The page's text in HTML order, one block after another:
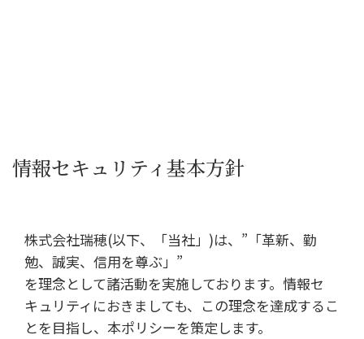
情報セキュリティ基本方針
株式会社瑞穂(以下、「当社」)は、”「革新、勤
勉、誠実、信用を尊ぶ」”
を理念として諸活動を実施しております。情報セ
キュリティにおきましても、この理念を達成するこ
とを目指し、本ポリシーを策定します。